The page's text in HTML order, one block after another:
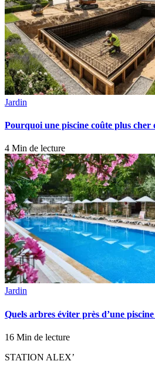
Jardin
Pourquoi une piscine coûte plus cher
4 Min de lecture
Jardin
Quels arbres éviter près d’une
16 Min de lecture
STATION ALEX’